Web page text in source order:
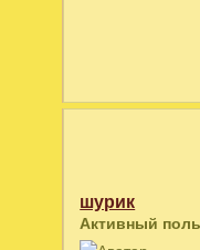
шурик
Активный